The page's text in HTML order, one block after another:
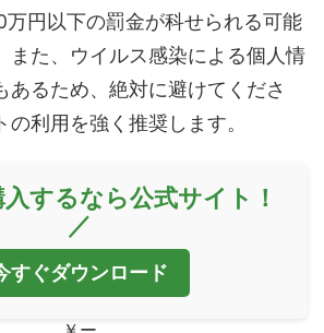
万円以下の罰金が科せられる可能
また、ウイルス感染による個人情
あるため、絶対に避けてくださ
の利用を強く推奨します。
するなら公式サイト！
／
すぐダウンロード